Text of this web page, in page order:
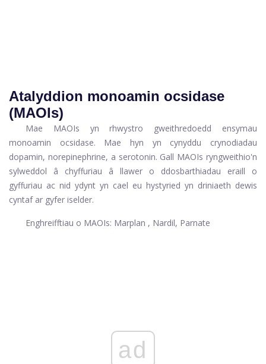
Atalyddion monoamin ocsidase
(MAOIs)
Mae MAOIs yn rhwystro gweithredoedd ensymau
monoamin ocsidase. Mae hyn yn cynyddu crynodiadau
dopamin, norepinephrine, a serotonin. Gall MAOIs ryngweithio'n
sylweddol â chyffuriau â llawer o ddosbarthiadau eraill o
gyffuriau ac nid ydynt yn cael eu hystyried yn driniaeth dewis
cyntaf ar gyfer iselder.
Enghreifftiau o MAOIs: Marplan , Nardil, Parnate
ad